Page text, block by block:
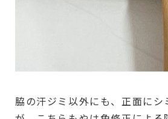
脇の汗ジミ以外にも、正面にシ